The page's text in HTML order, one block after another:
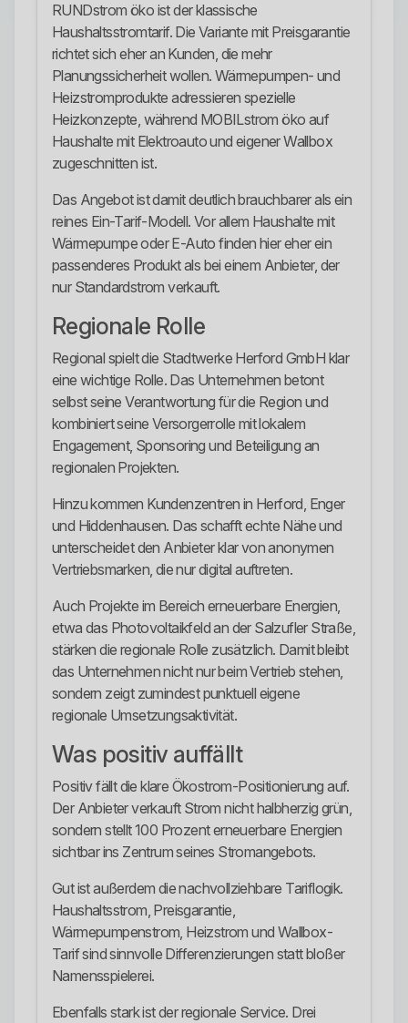
RUNDstrom öko ist der klassische
Haushaltsstromtarif. Die Variante mit Preisgarantie
richtet sich eher an Kunden, die mehr
Planungssicherheit wollen. Wärmepumpen- und
Heizstromprodukte adressieren spezielle
Heizkonzepte, während MOBILstrom öko auf
Haushalte mit Elektroauto und eigener Wallbox
zugeschnitten ist.
Das Angebot ist damit deutlich brauchbarer als ein
reines Ein-Tarif-Modell. Vor allem Haushalte mit
Wärmepumpe oder E-Auto finden hier eher ein
passenderes Produkt als bei einem Anbieter, der
nur Standardstrom verkauft.
Regionale Rolle
Regional spielt die Stadtwerke Herford GmbH klar
eine wichtige Rolle. Das Unternehmen betont
selbst seine Verantwortung für die Region und
kombiniert seine Versorgerrolle mit lokalem
Engagement, Sponsoring und Beteiligung an
regionalen Projekten.
Hinzu kommen Kundenzentren in Herford, Enger
und Hiddenhausen. Das schafft echte Nähe und
unterscheidet den Anbieter klar von anonymen
Vertriebsmarken, die nur digital auftreten.
Auch Projekte im Bereich erneuerbare Energien,
etwa das Photovoltaikfeld an der Salzufler Straße,
stärken die regionale Rolle zusätzlich. Damit bleibt
das Unternehmen nicht nur beim Vertrieb stehen,
sondern zeigt zumindest punktuell eigene
regionale Umsetzungsaktivität.
Was positiv auffällt
Positiv fällt die klare Ökostrom-Positionierung auf.
Der Anbieter verkauft Strom nicht halbherzig grün,
sondern stellt 100 Prozent erneuerbare Energien
sichtbar ins Zentrum seines Stromangebots.
Gut ist außerdem die nachvollziehbare Tariflogik.
Haushaltsstrom, Preisgarantie,
Wärmepumpenstrom, Heizstrom und Wallbox-
Tarif sind sinnvolle Differenzierungen statt bloßer
Namensspielerei.
Ebenfalls stark ist der regionale Service. Drei